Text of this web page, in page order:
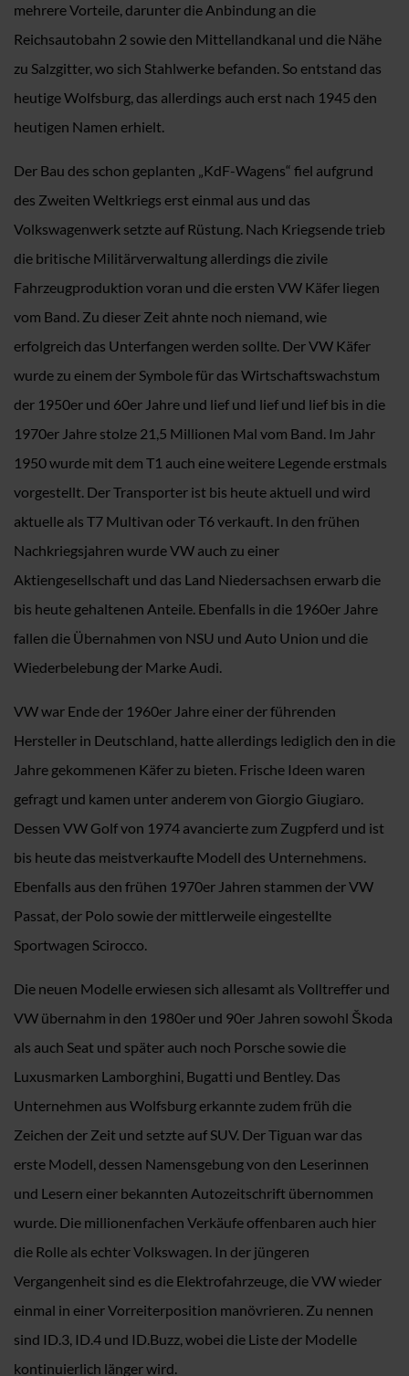
mehrere Vorteile, darunter die Anbindung an die
Reichsautobahn 2 sowie den Mittellandkanal und die Nähe
zu Salzgitter, wo sich Stahlwerke befanden. So entstand das
heutige Wolfsburg, das allerdings auch erst nach 1945 den
heutigen Namen erhielt.
Der Bau des schon geplanten „KdF-Wagens“ fiel aufgrund
des Zweiten Weltkriegs erst einmal aus und das
Volkswagenwerk setzte auf Rüstung. Nach Kriegsende trieb
die britische Militärverwaltung allerdings die zivile
Fahrzeugproduktion voran und die ersten VW Käfer liegen
vom Band. Zu dieser Zeit ahnte noch niemand, wie
erfolgreich das Unterfangen werden sollte. Der VW Käfer
wurde zu einem der Symbole für das Wirtschaftswachstum
der 1950er und 60er Jahre und lief und lief und lief bis in die
1970er Jahre stolze 21,5 Millionen Mal vom Band. Im Jahr
1950 wurde mit dem T1 auch eine weitere Legende erstmals
vorgestellt. Der Transporter ist bis heute aktuell und wird
aktuelle als T7 Multivan oder T6 verkauft. In den frühen
Nachkriegsjahren wurde VW auch zu einer
Aktiengesellschaft und das Land Niedersachsen erwarb die
bis heute gehaltenen Anteile. Ebenfalls in die 1960er Jahre
fallen die Übernahmen von NSU und Auto Union und die
Wiederbelebung der Marke Audi.
VW war Ende der 1960er Jahre einer der führenden
Hersteller in Deutschland, hatte allerdings lediglich den in die
Jahre gekommenen Käfer zu bieten. Frische Ideen waren
gefragt und kamen unter anderem von Giorgio Giugiaro.
Dessen VW Golf von 1974 avancierte zum Zugpferd und ist
bis heute das meistverkaufte Modell des Unternehmens.
Ebenfalls aus den frühen 1970er Jahren stammen der VW
Passat, der Polo sowie der mittlerweile eingestellte
Sportwagen Scirocco.
Die neuen Modelle erwiesen sich allesamt als Volltreffer und
VW übernahm in den 1980er und 90er Jahren sowohl Škoda
als auch Seat und später auch noch Porsche sowie die
Luxusmarken Lamborghini, Bugatti und Bentley. Das
Unternehmen aus Wolfsburg erkannte zudem früh die
Zeichen der Zeit und setzte auf SUV. Der Tiguan war das
erste Modell, dessen Namensgebung von den Leserinnen
und Lesern einer bekannten Autozeitschrift übernommen
wurde. Die millionenfachen Verkäufe offenbaren auch hier
die Rolle als echter Volkswagen. In der jüngeren
Vergangenheit sind es die Elektrofahrzeuge, die VW wieder
einmal in einer Vorreiterposition manövrieren. Zu nennen
sind ID.3, ID.4 und ID.Buzz, wobei die Liste der Modelle
kontinuierlich länger wird.